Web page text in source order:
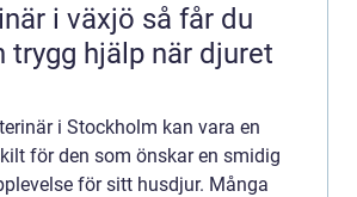
så får du
trygg hjälp när djuret
i Stockholm kan vara en
för den som önskar en smidig
för sitt husdjur. Många